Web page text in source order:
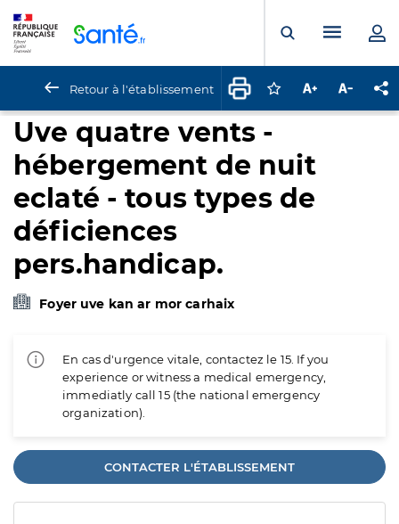
Ouvrir laMenu
Retour à l'établissement Connectez-vous
Augmenter la
Uve quatre vents -
hébergement de nuit
eclaté - tous types de
déficiences
pers.handicap.
Foyer uve kan ar mor carhaix
En cas d'urgence vitale, contactez le 15. If you
experience or witness a medical emergency,
immediatly call 15 (the national emergency
organization).
CONTACTER L'ÉTABLISSEMENT